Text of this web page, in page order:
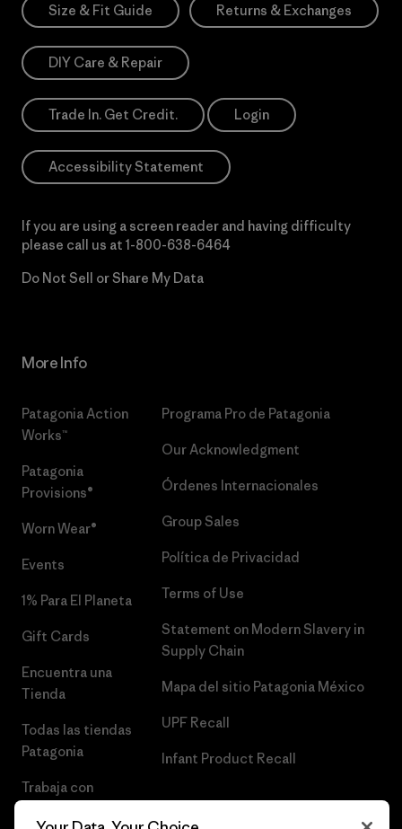
Size & Fit Guide Returns & Exchanges
DIY Care & Repair
Trade In. Get Credit. Login
Accessibility Statement
If you are using a screen reader and having difficulty
please call us at 1-800-638-6464
Do Not Sell or Share My Data
More Info
Patagonia Action
Works™
Patagonia
Provisions®
Worn Wear®
Events
1% Para El Planeta
Gift Cards
Encuentra una
Tienda
Todas las tiendas
Patagonia
Trabaja con
Programa Pro de Patagonia
Our Acknowledgment
Órdenes Internacionales
Group Sales
Política de Privacidad
Terms of Use
Statement on Modern Slavery in
Supply Chain
Mapa del sitio Patagonia México
UPF Recall
Infant Product Recall